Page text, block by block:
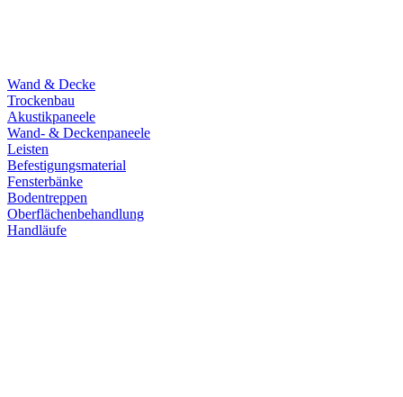
Wand & Decke
Trockenbau
Akustikpaneele
Wand- & Deckenpaneele
Leisten
Befestigungsmaterial
Fensterbänke
Bodentreppen
Oberflächenbehandlung
Handläufe